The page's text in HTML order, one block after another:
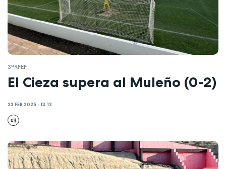
3ªRFEF
El Cieza supera al Muleño (0-2)
23 FEB 2025 - 13:12